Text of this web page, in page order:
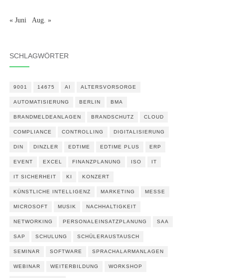
« Juni Aug. »
SCHLAGWÖRTER
9001 14675 AI ALTERSVORSORGE
AUTOMATISIERUNG BERLIN BMA
BRANDMELDEANLAGEN BRANDSCHUTZ CLOUD
COMPLIANCE CONTROLLING DIGITALISIERUNG
DIN DINZLER EDTIME EDTIME PLUS ERP
EVENT EXCEL FINANZPLANUNG ISO IT
IT SICHERHEIT KI KONZERT
KÜNSTLICHE INTELLIGENZ MARKETING MESSE
MICROSOFT MUSIK NACHHALTIGKEIT
NETWORKING PERSONALEINSATZPLANUNG SAA
SAP SCHULUNG SCHÜLERAUSTAUSCH
SEMINAR SOFTWARE SPRACHALARMANLAGEN
WEBINAR WEITERBILDUNG WORKSHOP